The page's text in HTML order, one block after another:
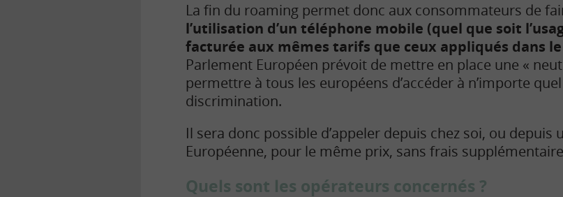
La fin du roaming permet donc aux consommateurs de
l’utilisation d’un téléphone mobile (quel que soit
facturée aux mêmes tarifs que ceux appliqués dans le
Parlement Européen prévoit de mettre en place une «
permettre à tous les européens d’accéder à n’importe
discrimination.
Il sera donc possible d’appeler depuis chez soi, ou depuis
Européenne, pour le même prix, sans frais
Quels sont les opérateurs concernés ?